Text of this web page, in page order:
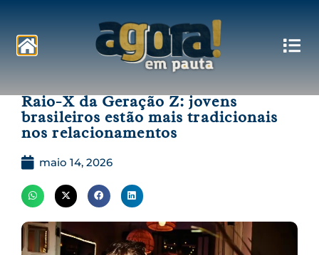
Raio-X da Geração Z: jovens
brasileiros estão mais tradicionais
nos relacionamentos
maio 14, 2026